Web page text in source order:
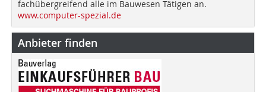
fachübergreifend alle im Bauwesen Tätigen an.
www.computer-spezial.de
Anbieter finden